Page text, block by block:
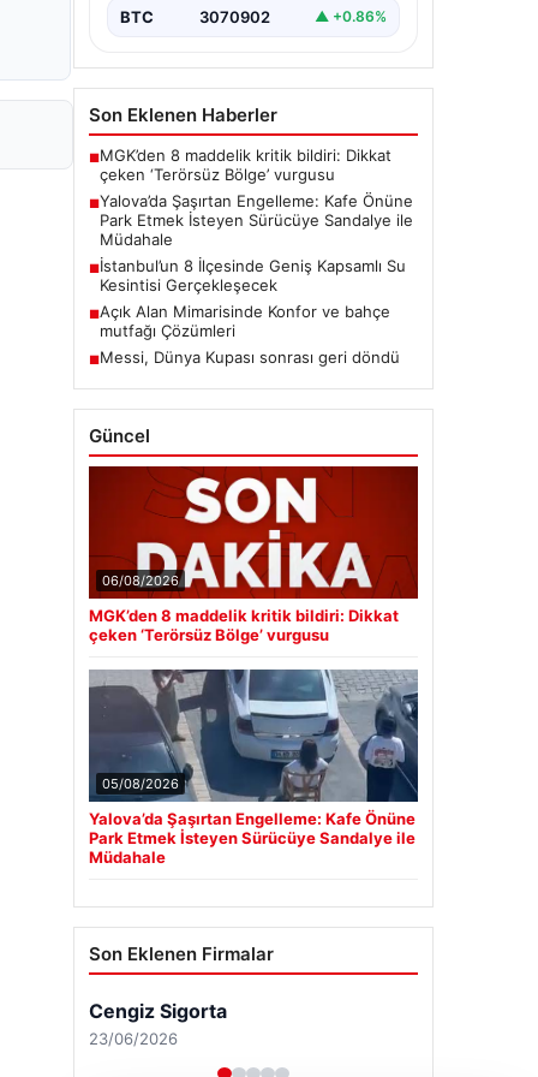
BTC 3070902 ▲ +0.86%
Son Eklenen Haberler
■MGK’den 8 maddelik kritik bildiri: Dikkat
çeken ‘Terörsüz Bölge’ vurgusu
■Yalova’da Şaşırtan Engelleme: Kafe Önüne
Park Etmek İsteyen Sürücüye Sandalye ile
Müdahale
■İstanbul’un 8 İlçesinde Geniş Kapsamlı Su
Kesintisi Gerçekleşecek
■Açık Alan Mimarisinde Konfor ve bahçe
mutfağı Çözümleri
■Messi, Dünya Kupası sonrası geri döndü
Güncel
06/08/2026
MGK’den 8 maddelik kritik bildiri: Dikkat
çeken ‘Terörsüz Bölge’ vurgusu
05/08/2026
Yalova’da Şaşırtan Engelleme: Kafe Önüne
Park Etmek İsteyen Sürücüye Sandalye ile
Müdahale
Son Eklenen Firmalar
Cengiz Sigorta
23/06/2026